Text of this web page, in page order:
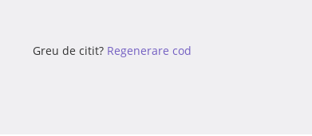
Greu de citit? Regenerare cod